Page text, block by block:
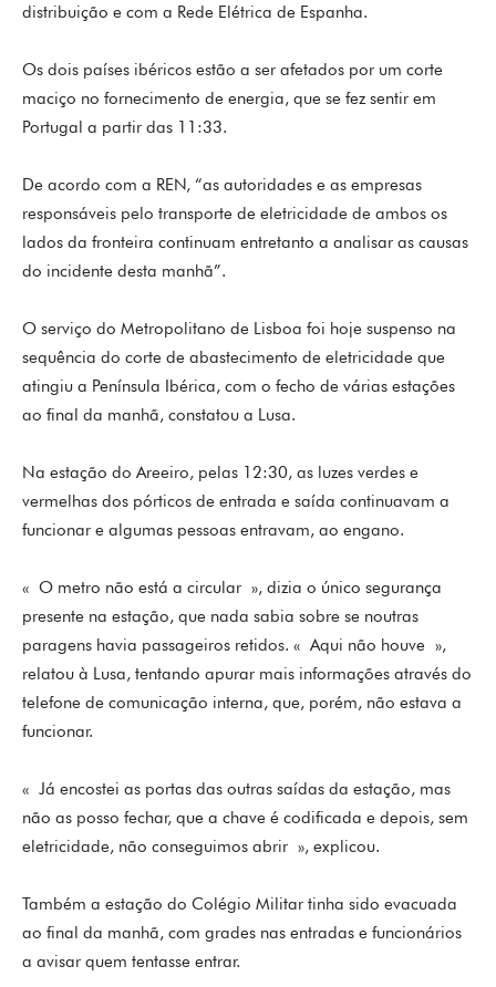
distribuição e com a Rede Elétrica de Espanha.
Os dois países ibéricos estão a ser afetados por um corte
maciço no fornecimento de energia, que se fez sentir em
Portugal a partir das 11:33.
De acordo com a REN, “as autoridades e as empresas
responsáveis pelo transporte de eletricidade de ambos os
lados da fronteira continuam entretanto a analisar as causas
do incidente desta manhã”.
O serviço do Metropolitano de Lisboa foi hoje suspenso na
sequência do corte de abastecimento de eletricidade que
atingiu a Península Ibérica, com o fecho de várias estações
ao final da manhã, constatou a Lusa.
Na estação do Areeiro, pelas 12:30, as luzes verdes e
vermelhas dos pórticos de entrada e saída continuavam a
funcionar e algumas pessoas entravam, ao engano.
« O metro não está a circular », dizia o único segurança
presente na estação, que nada sabia sobre se noutras
paragens havia passageiros retidos. « Aqui não houve »,
relatou à Lusa, tentando apurar mais informações através do
telefone de comunicação interna, que, porém, não estava a
funcionar.
« Já encostei as portas das outras saídas da estação, mas
não as posso fechar, que a chave é codificada e depois, sem
eletricidade, não conseguimos abrir », explicou.
Também a estação do Colégio Militar tinha sido evacuada
ao final da manhã, com grades nas entradas e funcionários
a avisar quem tentasse entrar.